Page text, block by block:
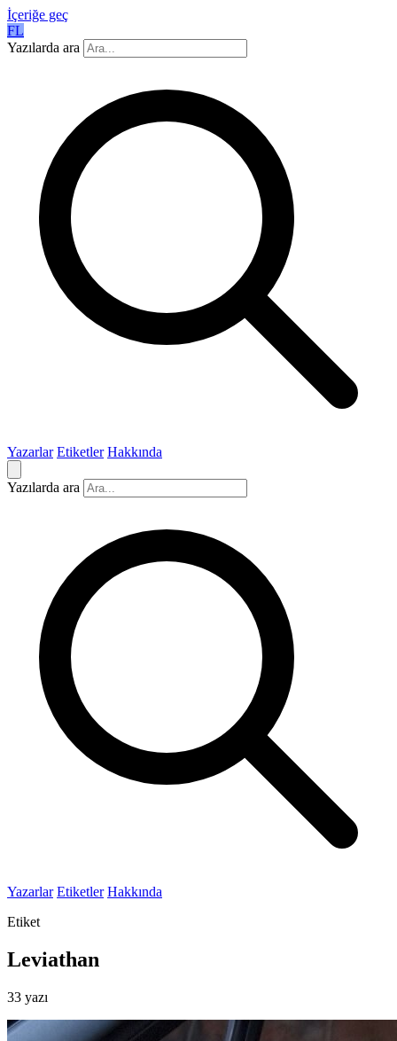
İçeriğe geç
FL
Yazılarda ara
Yazarlar Etiketler Hakkında
Yazılarda ara
Yazarlar Etiketler Hakkında
Etiket
Leviathan
33 yazı